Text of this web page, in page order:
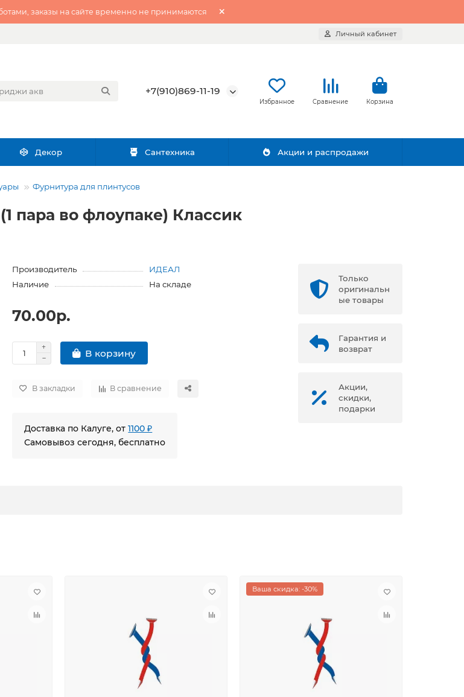
заказы на сайте временно не принимаются
Личный кабинет
+7(910)869-11-19
Избранное Сравнение Корзина
Декор Сантехника Акции и распродажи
Фурнитура для плинтусов
пара во флоупаке) Классик
Производитель
ИДЕАЛ
Наличие
На складе
70.00р.
В корзину
В закладки В сравнение
Доставка по Калуге, от1100 ₽
Самовывоз сегодня, бесплатно
Только
оригинальн
ые товары
Гарантия и
возврат
Акции,
скидки,
подарки
Ваша скидка: -30%